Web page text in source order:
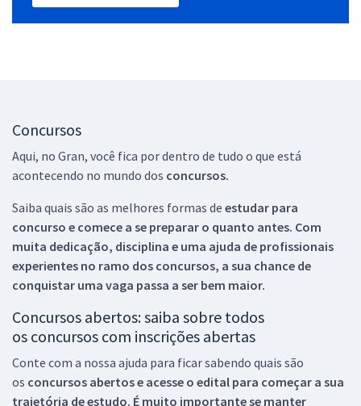
Concursos
Aqui, no Gran, você fica por dentro de tudo o que está
acontecendo no mundo dos concursos.
Saiba quais são as melhores formas de estudar para
concurso e comece a se preparar o quanto antes. Com
muita dedicação, disciplina e uma ajuda de profissionais
experientes no ramo dos concursos, a sua chance de
conquistar uma vaga passa a ser bem maior.
Concursos abertos: saiba sobre todos
os concursos com inscrições abertas
Conte com a nossa ajuda para ficar sabendo quais são
os concursos abertos e acesse o edital para começar a sua
trajetória de estudo. É muito importante se manter